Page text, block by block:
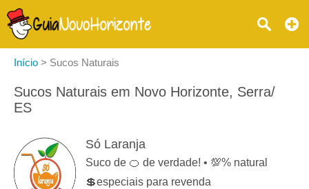
Início > Sucos Naturais
Sucos Naturais em Novo Horizonte, Serra/
ES
Só Laranja
Suco de 🍊 de verdade! • 💯% natural
💲especiais para revenda